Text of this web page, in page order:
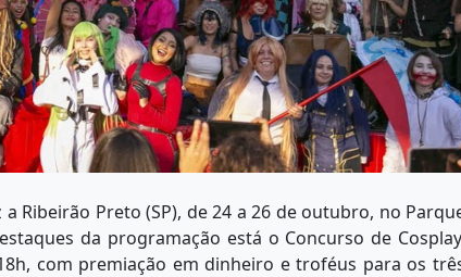
Ribeirão Preto (SP), de 24 a 26 de outubro, no
da programação está o Concurso de
com premiação em dinheiro e troféus para os